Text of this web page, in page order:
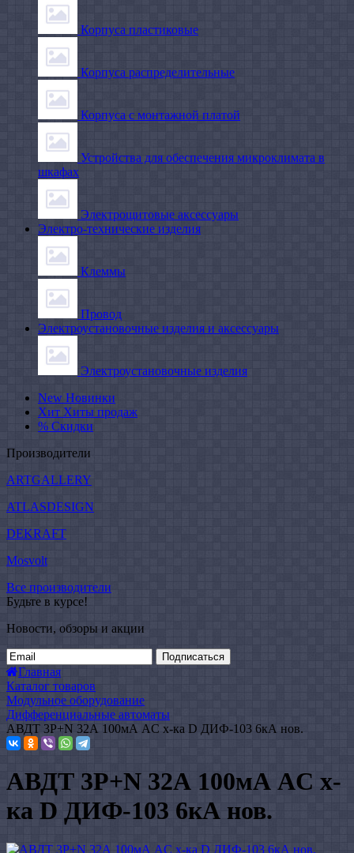
Корпуса пластиковые
Корпуса распределительные
Корпуса с монтажной платой
Устройства для обеспечения микроклимата в
шкафах
Электрощитовые аксессуары
Электро-технические изделия
Клеммы
Провод
Электроустановочные изделия и аксессуары
Электроустановочные изделия
New Новинки
Хит Хиты продаж
% Скидки
Производители
ARTGALLERY
ATLASDESIGN
DEKRAFT
Mosvolt
Все производители
Будьте в курсе!
Новости, обзоры и акции
Подписаться
Главная
Каталог товаров
Модульное оборудование
Дифференциальные автоматы
АВДТ 3P+N 32А 100мА AC х-ка D ДИФ-103 6кА нов.
АВДТ 3P+N 32А 100мА AC х-
ка D ДИФ-103 6кА нов.